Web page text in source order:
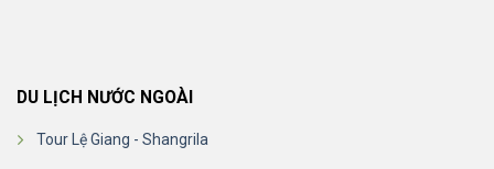
DU LỊCH NƯỚC NGOÀI
Tour Lệ Giang - Shangrila